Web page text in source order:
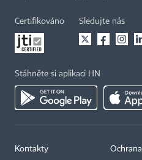
Certifikováno Sledujte nás
Stáhněte si aplikaci HN
Kontakty